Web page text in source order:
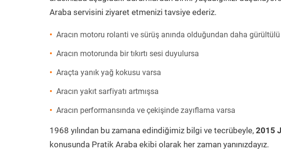
Araba servisini ziyaret etmenizi tavsiye ederiz.
Aracın motoru rolanti ve sürüş anında olduğundan daha gürültülü
Aracın motorunda bir tıkırtı sesi duyulursa
Araçta yanık yağ kokusu varsa
Aracın yakıt sarfiyatı artmışsa
Aracın performansında ve çekişinde zayıflama varsa
1968 yılından bu zamana edindiğimiz bilgi ve tecrübeyle, 2015
konusunda Pratik Araba ekibi olarak her zaman yanınızdayız.